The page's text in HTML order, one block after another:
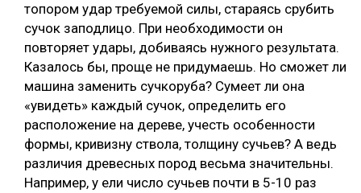
топором удар требуемой силы, стараясь срубить
сучок заподлицо. При необходимости он
повторяет удары, добиваясь нужного результата.
Казалось бы, проще не придумаешь. Но сможет ли
машина заменить сучкоруба? Сумеет ли она
«увидеть» каждый сучок, определить его
расположение на дереве, учесть особенности
формы, кривизну ствола, толщину сучьев? А ведь
различия древесных пород весьма значительны.
Например, у ели число сучьев почти в 5-10 раз